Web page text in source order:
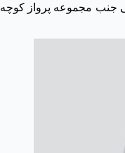
جنب مجموعه پرواز کوچه